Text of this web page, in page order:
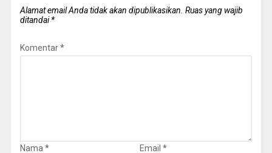
Alamat email Anda tidak akan dipublikasikan. Ruas yang wajib
ditandai*
Komentar*
Nama * Email *